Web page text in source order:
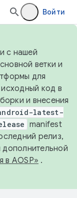
Войти
с нашей
ветки и
для
код в
и внесения
latest-
manifest
релиз,
дополнительной
в AOSP» .